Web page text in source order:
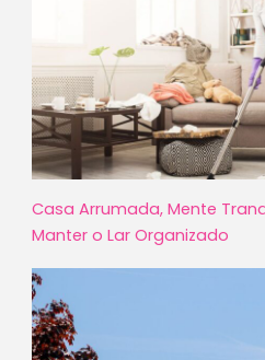
Casa Arrumada, Mente
Manter o Lar Organizado